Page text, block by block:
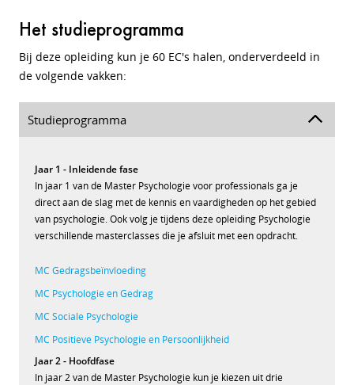
Het studieprogramma
Bij deze opleiding kun je 60 EC's halen, onderverdeeld in
de volgende vakken:
Studieprogramma
Jaar 1 - Inleidende fase
In jaar 1 van de Master Psychologie voor professionals ga je
direct aan de slag met de kennis en vaardigheden op het gebied
van psychologie. Ook volg je tijdens deze opleiding Psychologie
verschillende masterclasses die je afsluit met een opdracht.
MC Gedragsbeïnvloeding
MC Psychologie en Gedrag
MC Sociale Psychologie
MC Positieve Psychologie en Persoonlijkheid
Jaar 2 - Hoofdfase
In jaar 2 van de Master Psychologie kun je kiezen uit drie